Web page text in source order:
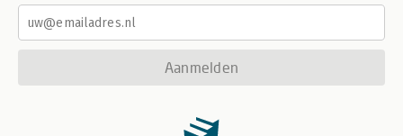
Aanmelden